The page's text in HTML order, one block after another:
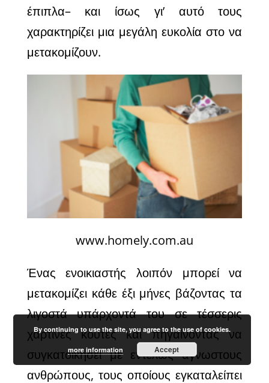
έπιπλα– και ίσως γι’ αυτό τους
χαρακτηρίζει μια μεγάλη ευκολία στο να
μετακομίζουν.
www.homely.com.au
Ένας ενοικιαστής λοιπόν μπορεί να
μετακομίζει κάθε έξι μήνες βάζοντας τα
λιγοστά υπάρχοντά του σε τέσσερις
χάρτινες κούτες και πηγαίνοντας να
συγκατοικήσει με εντελώς άγνωστους
ανθρώπους, τους οποίους εγκαταλείπει
By continuing to use the site, you agree to the use of cookies.
more information Accept